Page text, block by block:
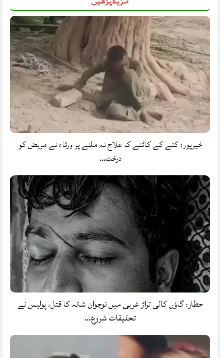
خیرپور: کتے کے کاٹنے کا علاج نہ ملنے پر ورثاء نے مریض کو
درخت…
حطار: گاؤں کالی تراڑ غربی میں نوجوان شانہ کا قتل، پولیس نے
تحقیقات شروع…